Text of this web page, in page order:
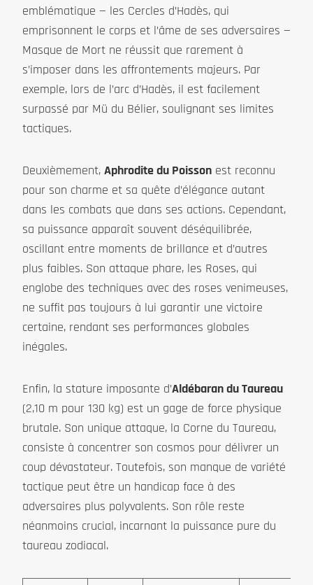
emblématique — les Cercles d’Hadès, qui
emprisonnent le corps et l’âme de ses adversaires —
Masque de Mort ne réussit que rarement à
s’imposer dans les affrontements majeurs. Par
exemple, lors de l’arc d’Hadès, il est facilement
surpassé par Mü du Bélier, soulignant ses limites
tactiques.
Deuxièmement, Aphrodite du Poisson est reconnu
pour son charme et sa quête d’élégance autant
dans les combats que dans ses actions. Cependant,
sa puissance apparaît souvent déséquilibrée,
oscillant entre moments de brillance et d’autres
plus faibles. Son attaque phare, les Roses, qui
englobe des techniques avec des roses venimeuses,
ne suffit pas toujours à lui garantir une victoire
certaine, rendant ses performances globales
inégales.
Enfin, la stature imposante d’Aldébaran du Taureau
(2,10 m pour 130 kg) est un gage de force physique
brutale. Son unique attaque, la Corne du Taureau,
consiste à concentrer son cosmos pour délivrer un
coup dévastateur. Toutefois, son manque de variété
tactique peut être un handicap face à des
adversaires plus polyvalents. Son rôle reste
néanmoins crucial, incarnant la puissance pure du
taureau zodiacal.